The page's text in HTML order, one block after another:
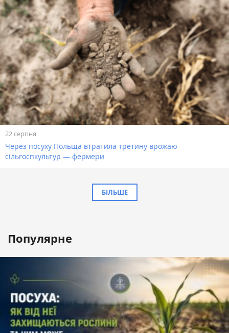
22 серпня
Через посуху Польща втратила третину врожаю
сільгоспкультур — фермери
БІЛЬШЕ
Популярне